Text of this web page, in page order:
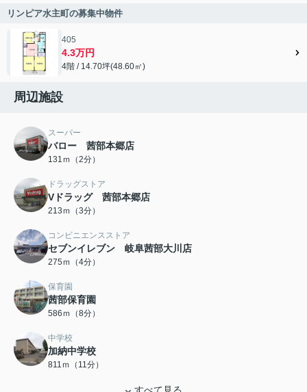
リンピア水主町の募集中物件
405
4.3万円
4階 / 14.70坪(48.60㎡)
周辺施設
スーパー
バロー 茜部本郷店
131ｍ（2分）
ドラッグストア
Vドラッグ 茜部本郷店
213ｍ（3分）
コンビニエンスストア
セブンイレブン 岐阜茜部大川店
275ｍ（4分）
保育園
茜部保育園
586ｍ（8分）
中学校
加納中学校
811ｍ（11分）